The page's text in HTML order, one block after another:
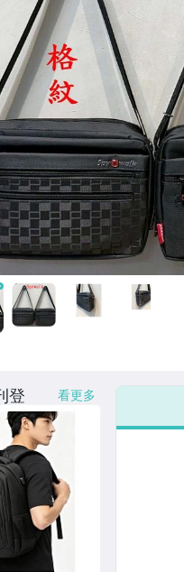
精品與服飾
精品與女鞋
、平板與周邊
、戶外與休閒
登 看更多